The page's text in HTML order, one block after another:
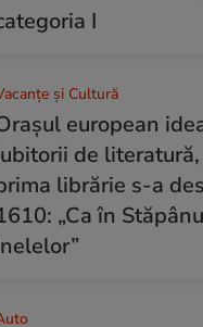
I
și Cultură
european
de
librărie s-a
„Ca în